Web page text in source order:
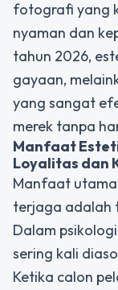
fotografi yang
nyaman dan
tahun 2026,
gayaan,
yang sangat
merek tanpa
Manfaat
Loyalitas dan
Manfaat
terjaga adalah
Dalam
sering kali
Ketika calon